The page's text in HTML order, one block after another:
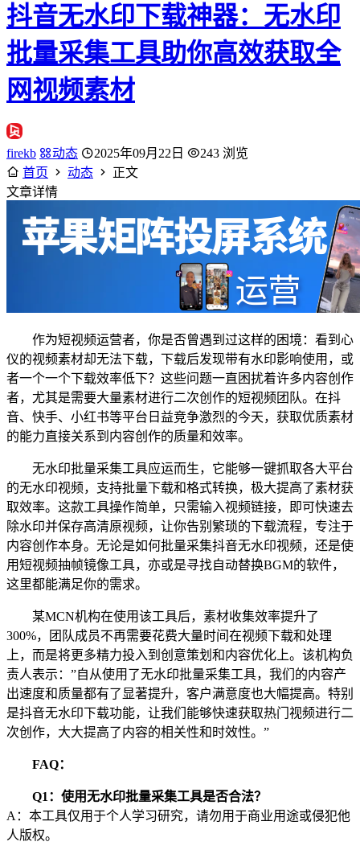
抖音无水印下载神器：无水印
批量采集工具助你高效获取全
网视频素材
firekb 动态 2025年09月22日
243 浏览
首页
动态
正文
文章详情
作为短视频运营者，你是否曾遇到过这样的困境：看到心
仪的视频素材却无法下载，下载后发现带有水印影响使用，或
者一个一个下载效率低下？这些问题一直困扰着许多内容创作
者，尤其是需要大量素材进行二次创作的短视频团队。在抖
音、快手、小红书等平台日益竞争激烈的今天，获取优质素材
的能力直接关系到内容创作的质量和效率。
无水印批量采集工具应运而生，它能够一键抓取各大平台
的无水印视频，支持批量下载和格式转换，极大提高了素材获
取效率。这款工具操作简单，只需输入视频链接，即可快速去
除水印并保存高清原视频，让你告别繁琐的下载流程，专注于
内容创作本身。无论是如何批量采集抖音无水印视频，还是使
用短视频抽帧镜像工具，亦或是寻找自动替换BGM的软件，
这里都能满足你的需求。
某MCN机构在使用该工具后，素材收集效率提升了
300%，团队成员不再需要花费大量时间在视频下载和处理
上，而是将更多精力投入到创意策划和内容优化上。该机构负
责人表示：”自从使用了无水印批量采集工具，我们的内容产
出速度和质量都有了显著提升，客户满意度也大幅提高。特别
是抖音无水印下载功能，让我们能够快速获取热门视频进行二
次创作，大大提高了内容的相关性和时效性。”
FAQ：
Q1：使用无水印批量采集工具是否合法？
A：本工具仅用于个人学习研究，请勿用于商业用途或侵犯他
人版权。